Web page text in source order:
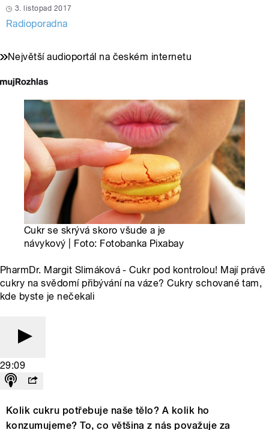
3. listopad 2017
Radioporadna
Největší audioportál na českém internetu
Cukr se skrývá skoro všude a je
návykový | Foto: Fotobanka Pixabay
PharmDr. Margit Slimáková - Cukr pod kontrolou! Mají právě
cukry na svědomí přibývání na váze? Cukry schované tam,
kde byste je nečekali
29:09
Kolik cukru potřebuje naše tělo? A kolik ho
konzumujeme? To, co většina z nás považuje za